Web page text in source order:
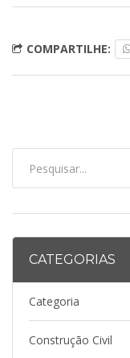
COMPARTILHE:
CATEGORIAS
Categoria
Construção Civil